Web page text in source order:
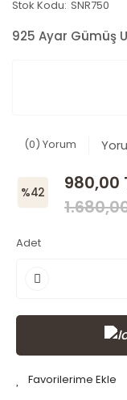
Stok Kodu: SNR750
925 Ayar Gümüş
(0) Yorum
%42
980,00
Adet